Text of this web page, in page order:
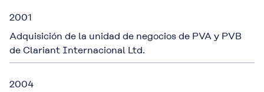
2001
Adquisición de la unidad de negocios de PVA y PVB
de Clariant Internacional Ltd.
2004